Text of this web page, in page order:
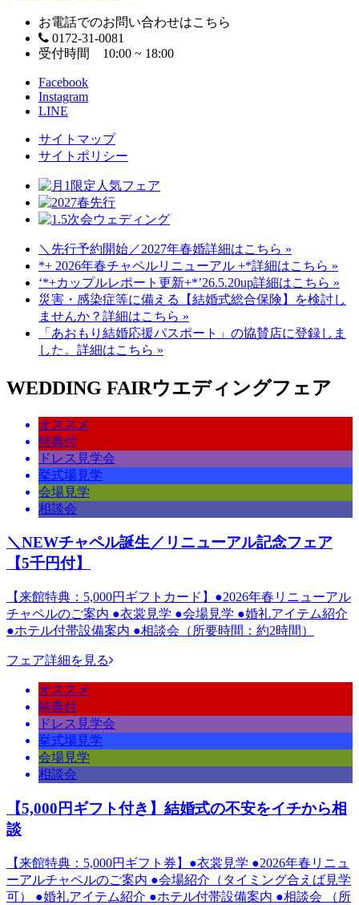
お電話でのお問い合わせはこちら
0172-31-0081
受付時間 10:00 ~ 18:00
Facebook
Instagram
LINE
サイトマップ
サイトポリシー
＼先行予約開始／2027年春婚詳細はこちら »
*+ 2026年春チャペルリニューアル +*詳細はこちら »
‘*+カップルレポート更新+*’26.5.20up詳細はこちら »
災害・感染症等に備える【結婚式総合保険】を検討し
ませんか？ 詳細はこちら »
「あおもり結婚応援パスポート」の協賛店に登録しま
した。 詳細はこちら »
WEDDING FAIRウエディングフェア
オススメ
特典付
ドレス見学会
挙式場見学
会場見学
相談会
＼NEWチャペル誕生／リニューアル記念フェア
【5千円付】
【来館特典：5,000円ギフトカード】●2026年春リニューアル
チャペルのご案内 ●衣裳見学 ●会場見学 ●婚礼アイテム紹介
●ホテル付帯設備案内 ●相談会（所要時間：約2時間）
フェア詳細を見る
オススメ
特典付
ドレス見学会
挙式場見学
会場見学
相談会
【5,000円ギフト付き】結婚式の不安をイチから相
談
【来館特典：5,000円ギフト券】●衣裳見学 ●2026年春リニュ
ーアルチャペルのご案内 ●会場紹介（タイミング合えば見学
可） ●婚礼アイテム紹介 ●ホテル付帯設備案内 ●相談会 （所